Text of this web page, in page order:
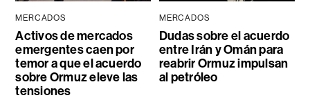
MERCADOS
Activos de mercados
emergentes caen por
temor a que el acuerdo
sobre Ormuz eleve las
tensiones
MERCADOS
Dudas sobre el acuerdo
entre Irán y Omán para
reabrir Ormuz impulsan
al petróleo